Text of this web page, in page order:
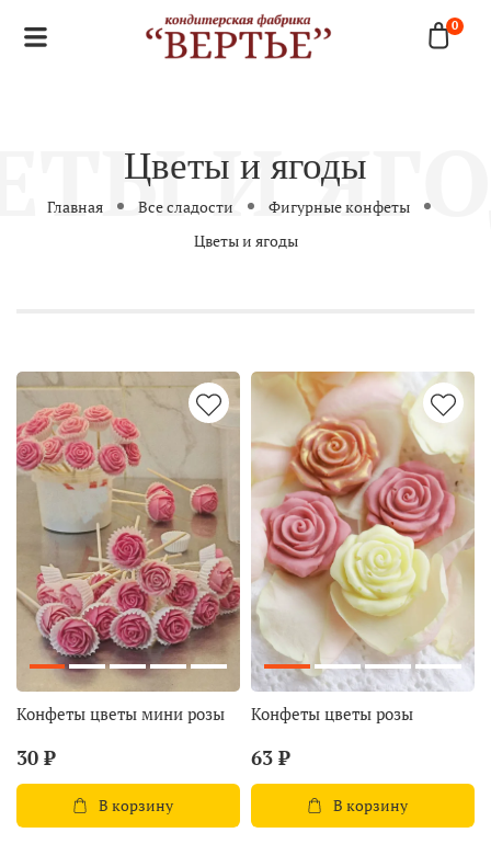
0
Цветы и ягоды
Главная Все сладости
Фигурные конфеты
Цветы и ягоды
Конфеты цветы мини розы
30 ₽
В корзину
Конфеты цветы розы
63 ₽
В корзину